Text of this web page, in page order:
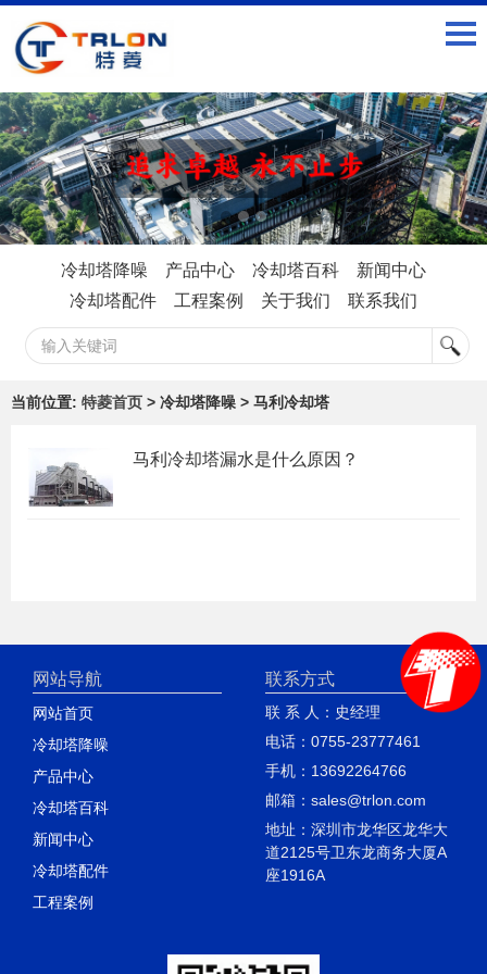
冷却塔降噪 产品中心 冷却塔百科
新闻中心
冷却塔配件
工程案例 关于我们 联系我们
当前位置: 特菱首页 > 冷却塔降噪 > 马利冷却塔
马利冷却塔漏水是什么原因？
网站导航
网站首页
冷却塔降噪
产品中心
冷却塔百科
新闻中心
冷却塔配件
工程案例
联系方式
联 系 人：史经理
电话：0755-23777461
手机：13692264766
邮箱：sales@trlon.com
地址：深圳市龙华区龙华大
道2125号卫东龙商务大厦A
座1916A